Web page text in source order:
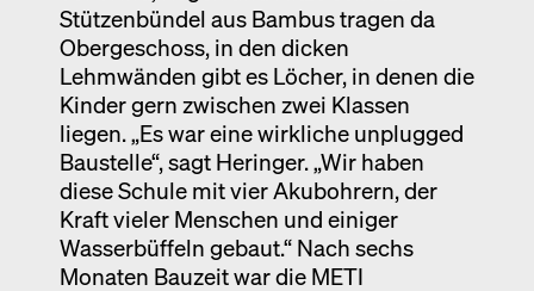
Stützenbündel aus Bambus tragen da
Obergeschoss, in den dicken
Lehmwänden gibt es Löcher, in denen die
Kinder gern zwischen zwei Klassen
liegen. „Es war eine wirkliche unplugged
Baustelle“, sagt Heringer. „Wir haben
diese Schule mit vier Akubohrern, der
Kraft vieler Menschen und einiger
Wasserbüffeln gebaut.“ Nach sechs
Monaten Bauzeit war die METI